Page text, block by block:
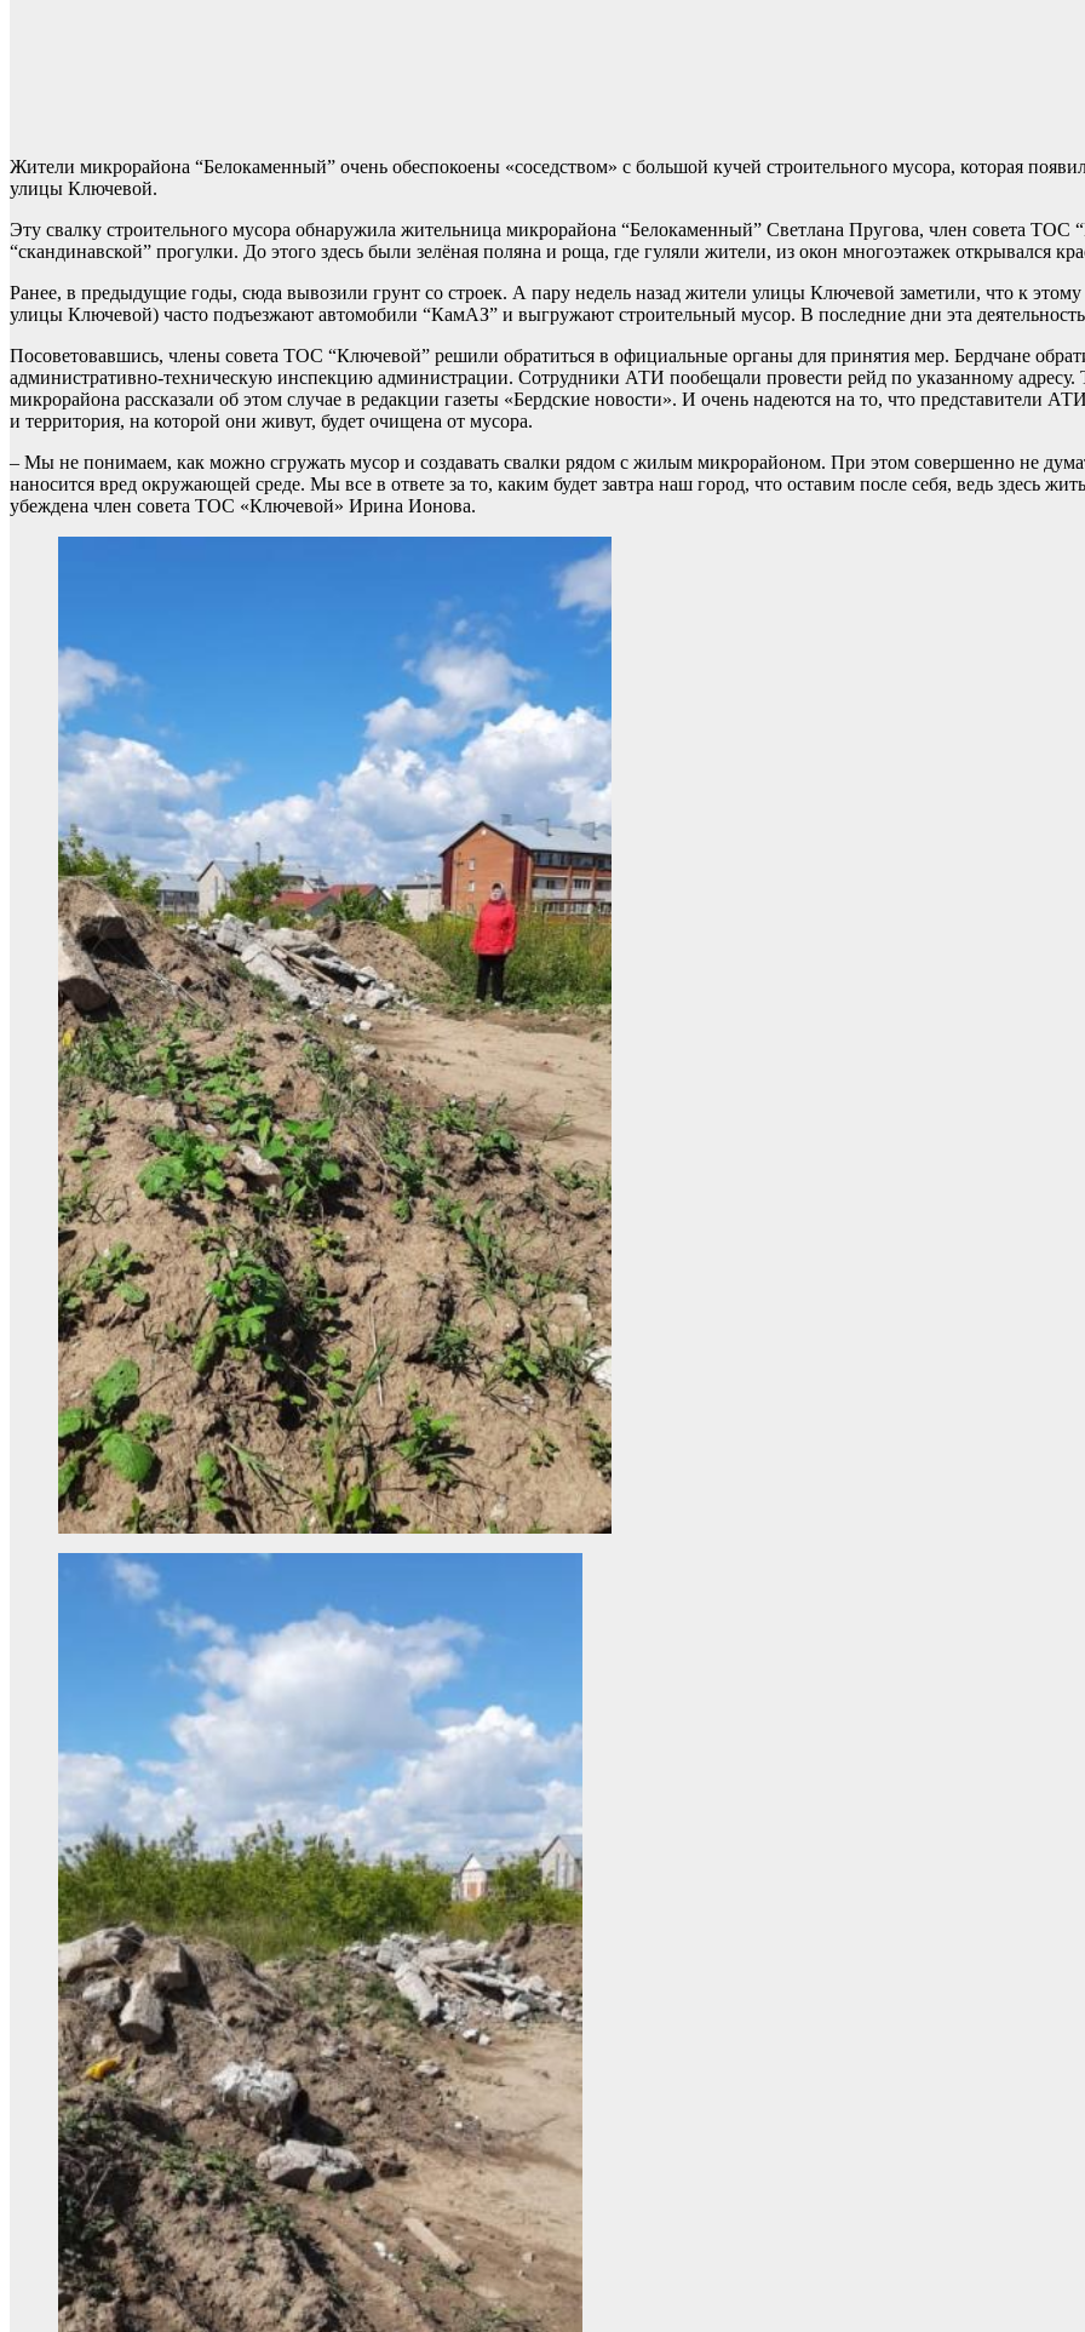
Жители микрорайона “Белокаменный” очень обеспокоены «соседством» с большой кучей строительного мусора, которая
улицы Ключевой.
Эту свалку строительного мусора обнаружила жительница микрорайона “Белокаменный” Светлана Пругова, член совета ТОС
“скандинавской” прогулки. До этого здесь были зелёная поляна и роща, где гуляли жители, из окон многоэтажек открывался
Ранее, в предыдущие годы, сюда вывозили грунт со строек. А пару недель назад жители улицы Ключевой заметили, что к
улицы Ключевой) часто подъезжают автомобили “КамАЗ” и выгружают строительный мусор. В последние дни эта деятельность
Посоветовавшись, члены совета ТОС “Ключевой” решили обратиться в официальные органы для принятия мер. Бердчане
административно-техническую инспекцию администрации. Сотрудники АТИ пообещали провести рейд по указанному адресу.
микрорайона рассказали об этом случае в редакции газеты «Бердские новости». И очень надеются на то, что представители
и территория, на которой они живут, будет очищена от мусора.
– Мы не понимаем, как можно сгружать мусор и создавать свалки рядом с жилым микрорайоном. При этом совершенно не
наносится вред окружающей среде. Мы все в ответе за то, каким будет завтра наш город, что оставим после себя, ведь здесь
убеждена член совета ТОС «Ключевой» Ирина Ионова.